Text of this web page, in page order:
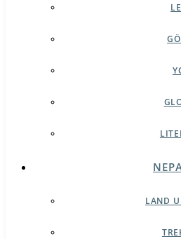
LAND